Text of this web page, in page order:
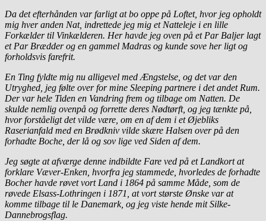
Da det efterhånden var farligt at bo oppe på Loftet, hvor jeg opholdt
mig hver anden Nat, indrettede jeg mig et Natteleje i en lille
Forkælder til Vinkælderen. Her havde jeg oven på et Par Baljer lagt
et Par Brædder og en gammel Madras og kunde sove her ligt og
forholdsvis farefrit.
En Ting fyldte mig nu alligevel med Ængstelse, og det var den
Utryghed, jeg følte over for mine Sleeping partnere i det andet Rum.
Der var hele Tiden en Vandring frem og tilbage om Natten. De
skulde nemlig ovenpå og forrette deres Nødtørft, og jeg tænkte på,
hvor forståeligt det vilde være, om en af dem i et Øjebliks
Raserianfald med en Brødkniv vilde skære Halsen over på den
forhadte Boche, der lå og sov lige ved Siden af dem.
Jeg søgte at afværge denne indbildte Fare ved på et Landkort at
forklare Væver-Enken, hvorfra jeg stammede, hvorledes de forhadte
Bocher havde røvet vort Land i 1864 på samme Måde, som de
røvede Elsass-Lothringen i 1871, at vort største Ønske var at
komme tilbage til le Danemark, og jeg viste hende mit Silke-
Dannebrogsflag.